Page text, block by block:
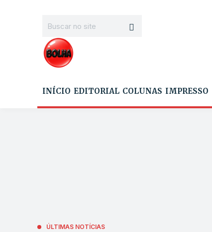
INÍCIO EDITORIAL COLUNAS IMPRESSO
ÚLTIMAS NOTÍCIAS